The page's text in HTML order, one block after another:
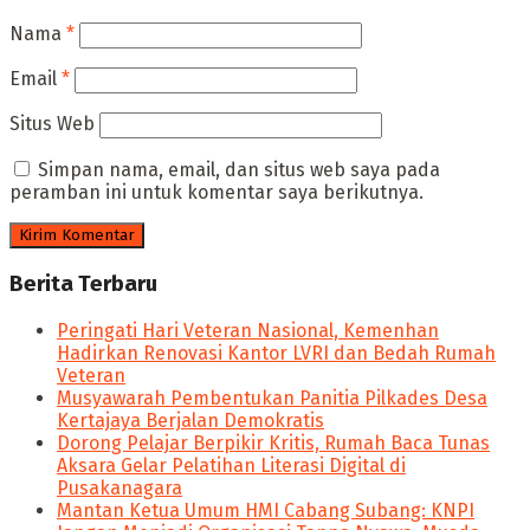
Nama *
Email *
Situs Web
Simpan nama, email, dan situs web saya pada
peramban ini untuk komentar saya berikutnya.
Berita Terbaru
Peringati Hari Veteran Nasional, Kemenhan
Hadirkan Renovasi Kantor LVRI dan Bedah Rumah
Veteran
Musyawarah Pembentukan Panitia Pilkades Desa
Kertajaya Berjalan Demokratis
Dorong Pelajar Berpikir Kritis, Rumah Baca Tunas
Aksara Gelar Pelatihan Literasi Digital di
Pusakanagara
Mantan Ketua Umum HMI Cabang Subang: KNPI